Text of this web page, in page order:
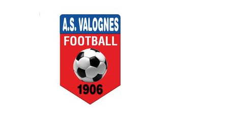
PARTENAIRES
PLAN / CONTACT